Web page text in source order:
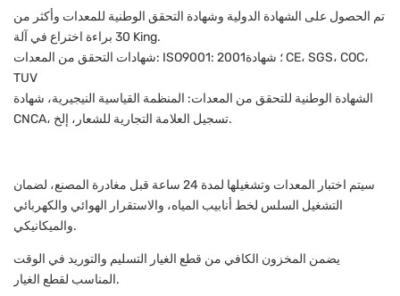
تم الحصول على الشهادة الدولية وشهادة التحقق الوطنية للمعدات وأكثر من
30 براءة اختراع في آلة King.
شهادات التحقق من المعدات: ISO9001: 2001؛ شهادة CE، SGS، COC،
TUV
الشهادة الوطنية للتحقق من المعدات: المنظمة القياسية النيجيرية، شهادة
CNCA، تسجيل العلامة التجارية للشعار، إلخ.
سيتم اختبار المعدات وتشغيلها لمدة 24 ساعة قبل مغادرة المصنع، لضمان
التشغيل السلس لخط أنابيب المياه، والاستقرار الهوائي والكهربائي
والميكانيكي.
يضمن المخزون الكافي من قطع الغيار التسليم والتوريد في الوقت
المناسب لقطع الغيار.